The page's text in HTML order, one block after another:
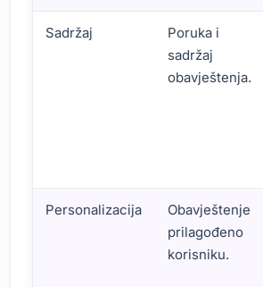
Sadržaj
Poruka i
sadržaj
obavještenja.
Personalizacija
Obavještenje
prilagođeno
korisniku.